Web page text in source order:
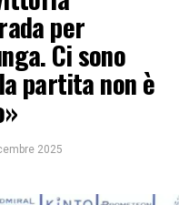
per
Ci sono
partita non è
2025